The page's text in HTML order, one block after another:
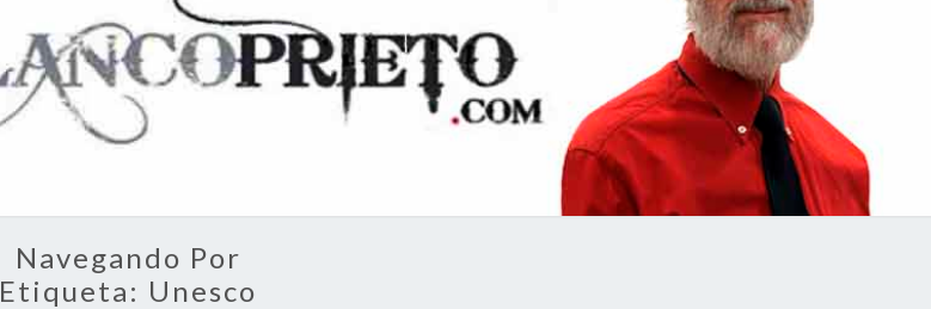
ITINERARIO
DE VIDA Y
OPINIONES
BREVE
RECORRIDO
VITAL Y
COMENTARIOS
ACTUALIDAD
Navegando Por
Etiqueta: Unesco